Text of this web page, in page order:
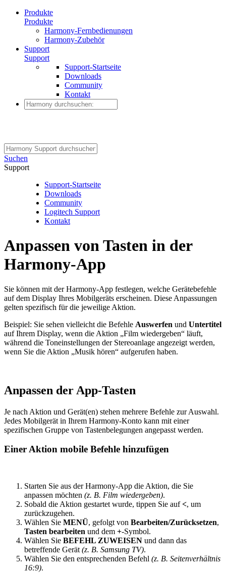
Produkte
Produkte
Harmony-Fernbedienungen
Harmony-Zubehör
Support
Support
Support-Startseite
Downloads
Community
Kontakt
Suchen
Support
Support-Startseite
Downloads
Community
Logitech Support
Kontakt
Anpassen von Tasten in der
Harmony-App
Sie können mit der Harmony-App festlegen, welche Gerätebefehle
auf dem Display Ihres Mobilgeräts erscheinen. Diese Anpassungen
gelten spezifisch für die jeweilige Aktion.
Beispiel: Sie sehen vielleicht die Befehle Auswerfen und Untertitel
auf Ihrem Display, wenn die Aktion „Film wiedergeben“ läuft,
während die Toneinstellungen der Stereoanlage angezeigt werden,
wenn Sie die Aktion „Musik hören“ aufgerufen haben.
Anpassen der App-Tasten
Je nach Aktion und Gerät(en) stehen mehrere Befehle zur Auswahl.
Jedes Mobilgerät in Ihrem Harmony-Konto kann mit einer
spezifischen Gruppe von Tastenbelegungen angepasst werden.
Einer Aktion mobile Befehle hinzufügen
Starten Sie aus der Harmony-App die Aktion, die Sie
anpassen möchten (z. B. Film wiedergeben).
Sobald die Aktion gestartet wurde, tippen Sie auf<, um
zurückzugehen.
Wählen Sie MENÜ, gefolgt von Bearbeiten/Zurücksetzen,
Tasten bearbeiten und dem +-Symbol.
Wählen Sie BEFEHL ZUWEISEN und dann das
betreffende Gerät (z. B. Samsung TV).
Wählen Sie den entsprechenden Befehl (z. B. Seitenverhältnis
16:9).